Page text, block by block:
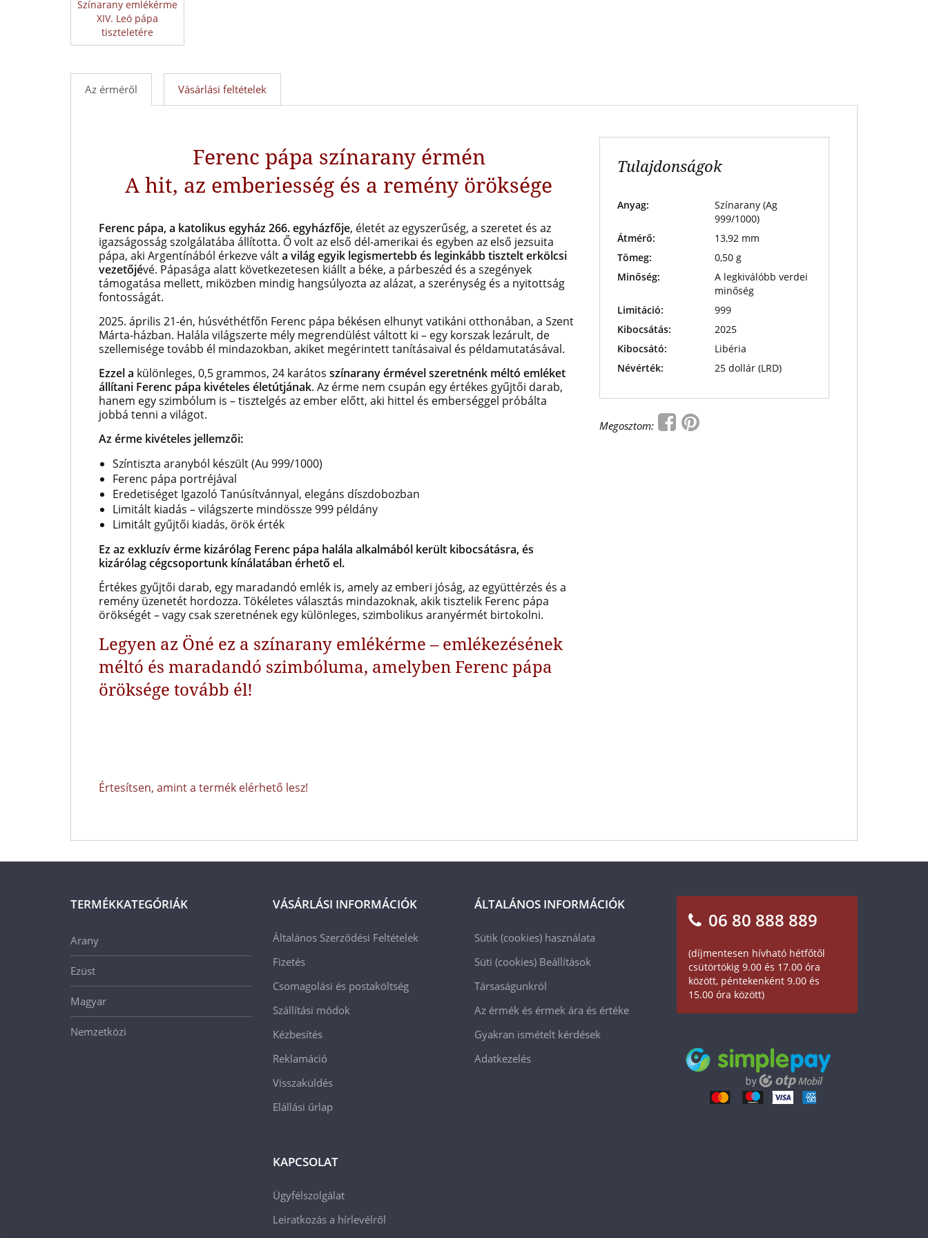
Színarany emlékérme
XIV. Leó pápa
tiszteletére
Az érméről Vásárlási feltételek
Ferenc pápa színarany érmén
A hit, az emberiesség és a remény öröksége
Ferenc pápa, a katolikus egyház 266. egyházfője, életét az egyszerűség, a szeretet és az
igazságosság szolgálatába állította. Ő volt az első dél-amerikai és egyben az első jezsuita
pápa, aki Argentínából érkezve válta világ egyik legismertebb és leginkább tisztelt erkölcsi
vezetőjévé. Pápasága alatt következetesen kiállt a béke, a párbeszéd és a szegények
támogatása mellett, miközben mindig hangsúlyozta az alázat, a szerénység és a nyitottság
fontosságát.
2025. április 21-én, húsvéthétfőn Ferenc pápa békésen elhunyt vatikáni otthonában, a Szent
Márta-házban. Halála világszerte mély megrendülést váltott ki – egy korszak lezárult, de
szellemisége tovább él mindazokban, akiket megérintett tanításaival és példamutatásával.
Ezzel a különleges, 0,5 grammos, 24 karátos színarany érmével szeretnénk méltó emléket
állítani Ferenc pápa kivételes életútjának. Az érme nem csupán egy értékes gyűjtői darab,
hanem egy szimbólum is – tisztelgés az ember előtt, aki hittel és emberséggel próbálta
jobbá tenni a világot.
Az érme kivételes jellemzői:
Színtiszta aranyból készült (Au 999/1000)
Ferenc pápa portréjával
Eredetiséget Igazoló Tanúsítvánnyal, elegáns díszdobozban
Limitált kiadás – világszerte mindössze 999 példány
Limitált gyűjtői kiadás, örök érték
Ez az exkluzív érme kizárólag Ferenc pápa halála alkalmából került kibocsátásra, és
kizárólag cégcsoportunk kínálatában érhető el.
Értékes gyűjtői darab, egy maradandó emlék is, amely az emberi jóság, az együttérzés és a
remény üzenetét hordozza. Tökéletes választás mindazoknak, akik tisztelik Ferenc pápa
örökségét – vagy csak szeretnének egy különleges, szimbolikus aranyérmét birtokolni.
Legyen az Öné ez a színarany emlékérme – emlékezésének
méltó és maradandó szimbóluma, amelyben Ferenc pápa
öröksége tovább él!
Értesítsen, amint a termék elérhető lesz!
Tulajdonságok
Anyag:
Színarany (Ag
999/1000)
Átmérő:
13,92 mm
Tömeg:
0,50 g
Minőség:
A legkiválóbb verdei
minőség
Limitáció:
999
Kibocsátás:
2025
Kibocsátó:
Libéria
Névérték:
25 dollár (LRD)
Megosztom:
TERMÉKKATEGÓRIÁK
Arany
Ezüst
Magyar
Nemzetközi
VÁSÁRLÁSI INFORMÁCIÓK
Általános Szerződési Feltételek
Fizetés
Csomagolási és postaköltség
Szállítási módok
Kézbesítés
Reklamáció
Visszaküldés
Elállási űrlap
KAPCSOLAT
Ügyfélszolgálat
Leiratkozás a hírlevélről
ÁLTALÁNOS INFORMÁCIÓK
Sütik (cookies) használata
Süti (cookies) Beállítások
Társaságunkról
Az érmék és érmek ára és értéke
Gyakran ismételt kérdések
Adatkezelés
06 80 888 889
(díjmentesen hívható hétfőtől
csütörtökig 9.00 és 17.00 óra
között, péntekenként 9.00 és
15.00 óra között)